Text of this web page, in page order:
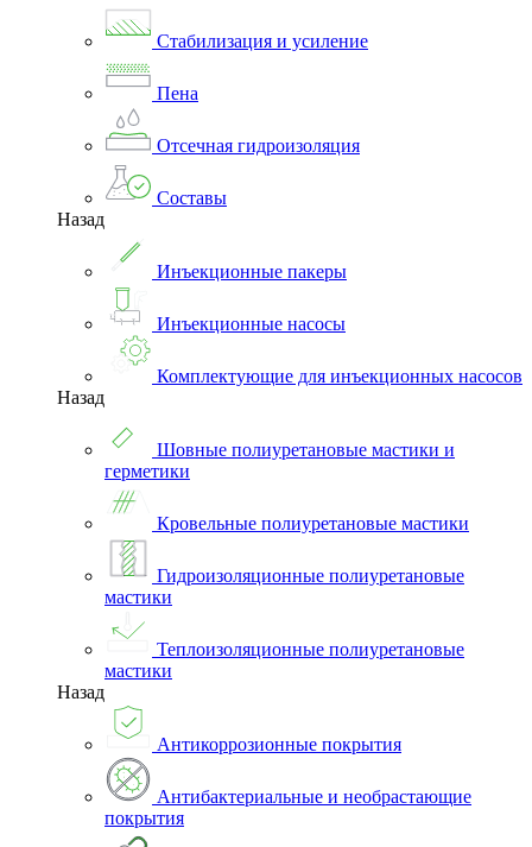
Стабилизация и усиление
Пена
Отсечная гидроизоляция
Составы
Назад
Инъекционные пакеры
Инъекционные насосы
Комплектующие для инъекционных насосов
Назад
Шовные полиуретановые мастики и
герметики
Кровельные полиуретановые мастики
Гидроизоляционные полиуретановые
мастики
Теплоизоляционные полиуретановые
мастики
Назад
Антикоррозионные покрытия
Антибактериальные и необрастающие
покрытия